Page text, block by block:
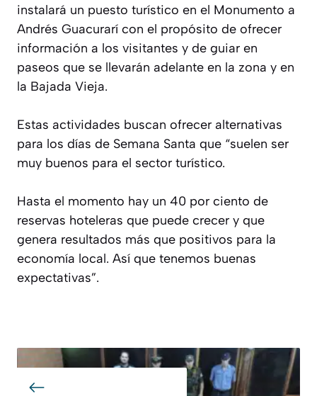
instalará un puesto turístico en el Monumento a
Andrés Guacurarí con el propósito de ofrecer
información a los visitantes y de guiar en
paseos que se llevarán adelante en la zona y en
la Bajada Vieja.
Estas actividades buscan ofrecer alternativas
para los días de Semana Santa que “suelen ser
muy buenos para el sector turístico.
Hasta el momento hay un 40 por ciento de
reservas hoteleras que puede crecer y que
genera resultados más que positivos para la
economía local. Así que tenemos buenas
expectativas”.